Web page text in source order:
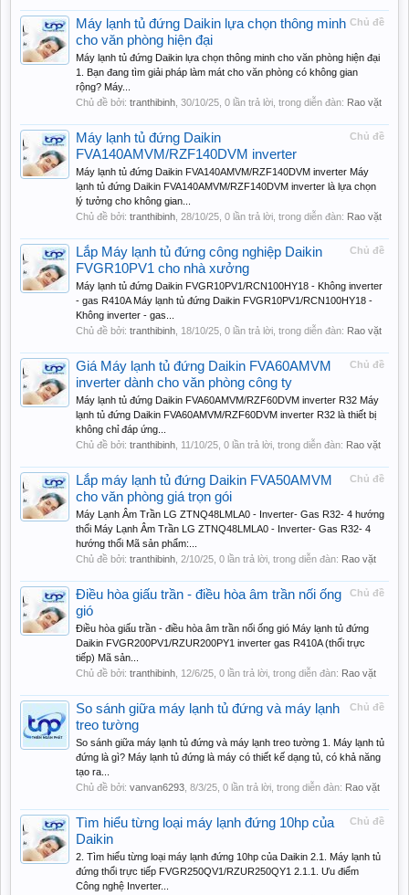
Chủ đề
Máy lạnh tủ đứng Daikin lựa chọn thông minh
cho văn phòng hiện đại
Máy lạnh tủ đứng Daikin lựa chọn thông minh cho văn phòng hiện đại
1. Bạn đang tìm giải pháp làm mát cho văn phòng có không gian
rộng? Máy...
Chủ đề bởi: tranthibinh 30/10/25 , 0 lần trả lời, trong diễn đàn: Rao vặt
Chủ đề
Máy lạnh tủ đứng Daikin
FVA140AMVM/RZF140DVM inverter
Máy lạnh tủ đứng Daikin FVA140AMVM/RZF140DVM inverter Máy
lạnh tủ đứng Daikin FVA140AMVM/RZF140DVM inverter là lựa chọn
lý tưởng cho không gian...
Chủ đề bởi: tranthibinh 28/10/25 , 0 lần trả lời, trong diễn đàn: Rao vặt
Chủ đề
Lắp Máy lạnh tủ đứng công nghiệp Daikin
FVGR10PV1 cho nhà xưởng
Máy lạnh tủ đứng Daikin FVGR10PV1/RCN100HY18 - Không inverter
- gas R410A Máy lạnh tủ đứng Daikin FVGR10PV1/RCN100HY18 -
Không inverter - gas...
Chủ đề bởi: tranthibinh 18/10/25 , 0 lần trả lời, trong diễn đàn: Rao vặt
Chủ đề
Giá Máy lạnh tủ đứng Daikin FVA60AMVM
inverter dành cho văn phòng công ty
Máy lạnh tủ đứng Daikin FVA60AMVM/RZF60DVM inverter R32 Máy
lạnh tủ đứng Daikin FVA60AMVM/RZF60DVM inverter R32 là thiết bị
không chỉ đáp ứng...
Chủ đề bởi: tranthibinh 11/10/25 , 0 lần trả lời, trong diễn đàn: Rao vặt
Chủ đề
Lắp máy lạnh tủ đứng Daikin FVA50AMVM
cho văn phòng giá trọn gói
Máy Lạnh Âm Trần LG ZTNQ48LMLA0 - Inverter- Gas R32- 4 hướng
thổi Máy Lạnh Âm Trần LG ZTNQ48LMLA0 - Inverter- Gas R32- 4
hướng thổi Mã sản phẩm:...
Chủ đề bởi: tranthibinh 2/10/25 , 0 lần trả lời, trong diễn đàn: Rao vặt
Chủ đề
Điều hòa giấu trần - điều hòa âm trần nối ống
gió
Điều hòa giấu trần - điều hòa âm trần nối ống gió Máy lạnh tủ đứng
Daikin FVGR200PV1/RZUR200PY1 inverter gas R410A (thổi trực
tiếp) Mã sản...
Chủ đề bởi: tranthibinh 12/6/25 , 0 lần trả lời, trong diễn đàn: Rao vặt
Chủ đề
So sánh giữa máy lạnh tủ đứng và máy lạnh
treo tường
So sánh giữa máy lạnh tủ đứng và máy lạnh treo tường 1. Máy lạnh tủ
đứng là gì? Máy lạnh tủ đứng là máy có thiết kế dạng tủ, có khả năng
tạo ra...
Chủ đề bởi: vanvan6293 8/3/25 , 0 lần trả lời, trong diễn đàn: Rao vặt
Chủ đề
Tìm hiểu từng loại máy lạnh đứng 10hp của
Daikin
2. Tìm hiểu từng loại máy lạnh đứng 10hp của Daikin 2.1. Máy lạnh tủ
đứng thổi trực tiếp FVGR250QV1/RZUR250QY1 2.1.1. Ưu điểm
Công nghệ Inverter...